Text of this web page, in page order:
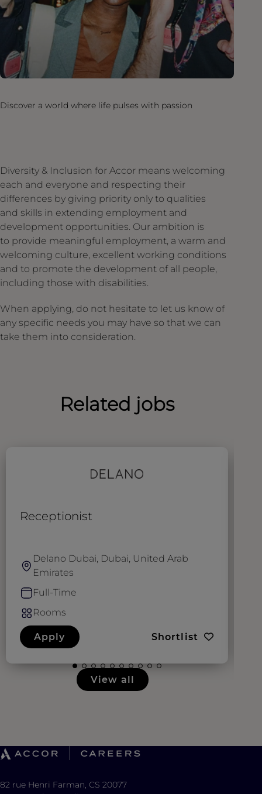
Discover a world where life pulses with passion
Diversity & Inclusion for Accor means welcoming
each and everyone and respecting their
differences by giving priority only to qualities
and skills in extending employment and
development opportunities. Our ambition is
to provide meaningful employment, a warm and
welcoming culture, excellent working conditions
and to promote the development of all people,
including those with disabilities.
When applying, do not hesitate to let us know of
any specific needs you may have so that we can
take them into consideration.
Related jobs
Receptionist
Delano Dubai, Dubai, United Arab
Emirates
Full-Time
Rooms
Apply Shortlist
View all
82 rue Henri Farman, CS 20077